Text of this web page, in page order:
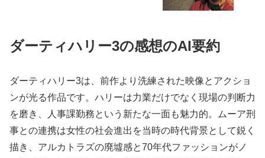
ダーティハリー3の感想のAI要約
ダーティハリー3は、前作より洗練された映像とアクショ
ンが光る作品です。ハリーは力業だけでなく現場の判断力
を磨き、人事課勤務という新たな一面も魅力的。ムーア刑
事との連携は女性の社会進出を当時の時代背景として鋭く
描き、アルカトラズの廃墟感と70年代ファッションがノ